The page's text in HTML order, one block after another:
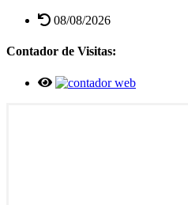
08/08/2026
Contador de Visitas: